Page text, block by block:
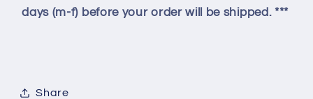
days (m-f) before your order will be shipped. ***
Share